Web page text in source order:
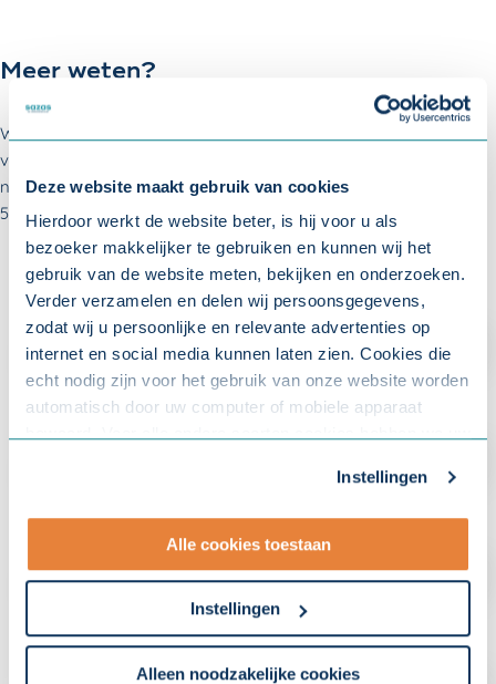
Deze website maakt gebruik van cookies
Hierdoor werkt de website beter, is hij voor u als
bezoeker makkelijker te gebruiken en kunnen wij het
gebruik van de website meten, bekijken en onderzoeken.
Verder verzamelen en delen wij persoonsgegevens,
zodat wij u persoonlijke en relevante advertenties op
internet en social media kunnen laten zien. Cookies die
echt nodig zijn voor het gebruik van onze website worden
automatisch door uw computer of mobiele apparaat
aanpassen. Met uw toestemming delen wij uw gegevens
- Lees hier onzeprivacyverklaringen onze
Om uw toestemmingsvoorkeur te wijzigen, klikt u op
Instellingen
Alle cookies toestaan
Instellingen
Alleen noodzakelijke cookies
Meer weten?
Wilt u meer weten over de verzuimverzekering en een passende
verzuimoplossing? Als u het onderstaande formulier invult,
nemen wij contact met u op. Of bel onze klantenservice op 088
56 79 100.